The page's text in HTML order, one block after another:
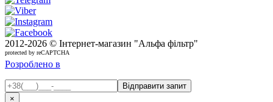
2012-2026 © Інтернет-магазин "Альфа фільтр"
protected by reCAPTCHA
Розроблено в
×